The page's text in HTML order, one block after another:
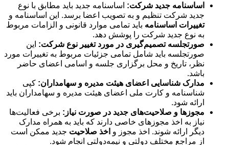
اساسنامه جدید شرکت: اساسنامه جدید باید مطابق با نوع
جدید شرکت تنظیم و به تصویب اعضا برسد. این اساسنامه و
تغییرات اساسنامه باید تمامی موارد قانونی و الزامات مربوط
به نوع جدید شرکت را پوشش دهد.
صورتجلسه تصمیمگیری در مورد تغییر نوع شرکت: این
صورتجلسه باید شامل تمامی جزئیات مربوط به تغییرات مورد
نظر، تاریخ و محل برگزاری جلسه و اسامی اعضای حاضر
باشد.
مدارک شناسایی اعضای هیئت مدیره و سهامداران: کپی
شناسنامه و کارت ملی اعضای هیئت مدیره و سهامداران باید
ارائه شود.
مجوزها و صلاحیتهای جدید در صورت نیاز: برخی فعالیت‌ها
نیاز به اخذ مجوزهای خاصی دارند که باید به همراه مدارک
دیگر ارائه شوند. اخذ مجوز و اخذ صلاحیت جدید ممکن است
از مراجع مختلف دولتی و نیمه‌دولتی انجام شود.